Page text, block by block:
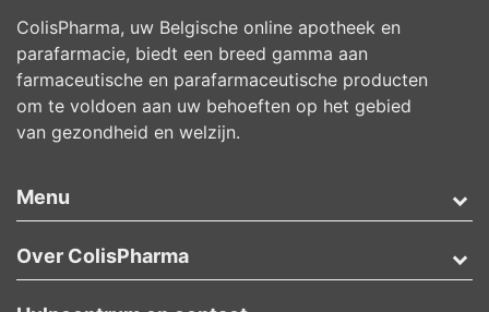
ColisPharma, uw Belgische online apotheek en
parafarmacie, biedt een breed gamma aan
farmaceutische en parafarmaceutische producten
om te voldoen aan uw behoeften op het gebied
van gezondheid en welzijn.
Menu
Over ColisPharma